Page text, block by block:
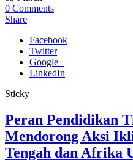
0 Comments
Share
Facebook
Twitter
Google+
LinkedIn
Sticky
Peran Pendidikan
Mendorong Aksi
Tengah dan Afrika